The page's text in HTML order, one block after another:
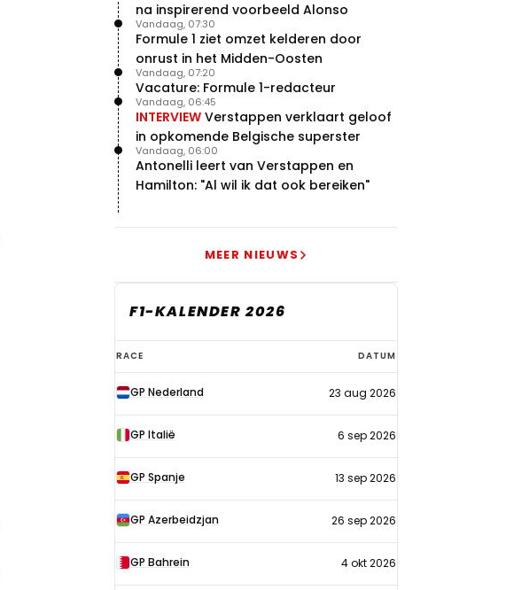
na inspirerend voorbeeld Alonso
Formule 1 ziet omzet kelderen door
onrust in het Midden-Oosten
Vandaag, 07:30
Vacature: Formule 1-redacteur
Vandaag, 07:20
INTERVIEW Verstappen verklaart geloof
in opkomende Belgische superster
Vandaag, 06:45
Antonelli leert van Verstappen en
Hamilton: "Al wil ik dat ook bereiken"
Vandaag, 06:00
MEER NIEUWS
F1-KALENDER 2026
F1-
kalender
2026
RACE DATUM
GP Nederland 23 aug 2026
GP Italië 6 sep 2026
GP Spanje 13 sep 2026
GP Azerbeidzjan 26 sep 2026
GP Bahrein 4 okt 2026